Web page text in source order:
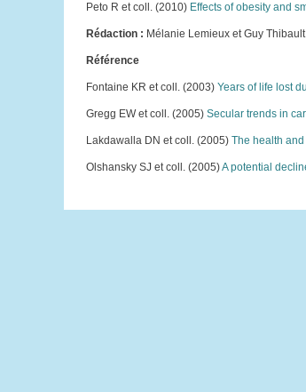
Peto R et coll. (2010) Effects of obesity and
Rédaction : Mélanie Lemieux et Guy
Référence
Fontaine KR et coll. (2003) Years of life lost
Gregg EW et coll. (2005) Secular trends in
Lakdawalla DN et coll. (2005) The health
Olshansky SJ et coll. (2005)A potential